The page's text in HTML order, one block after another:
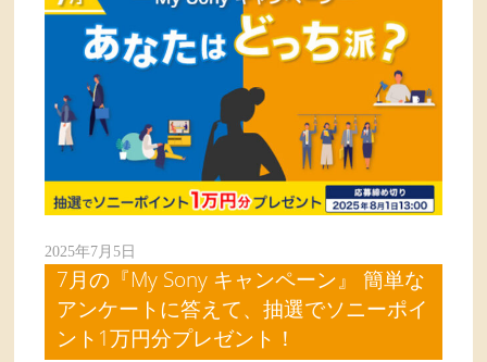
2025年7月5日
7月の『My Sony キャンペーン』 簡単な
アンケートに答えて、抽選でソニーポイ
ント1万円分プレゼント！